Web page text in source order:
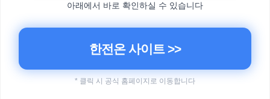
아래에서 바로 확인하실 수 있습니다
한전온 사이트 >>
* 클릭 시 공식 홈페이지로 이동합니다